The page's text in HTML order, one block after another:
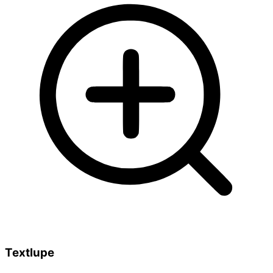
Textlupe